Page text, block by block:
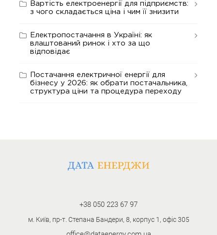
Вартість електроенергії для підприємств:
з чого складається ціна і чим її знизити
Електропостачання в Україні: як
влаштований ринок і хто за що
відповідає
Постачання електричної енергії для
бізнесу у 2026: як обрати постачальника,
структура ціни та процедура переходу
+38 050 223 67 97
м. Київ, пр-т. Степана Бандери, 8, корпус 1, офіс 305